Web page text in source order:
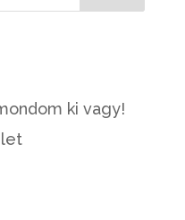
ki vagy!